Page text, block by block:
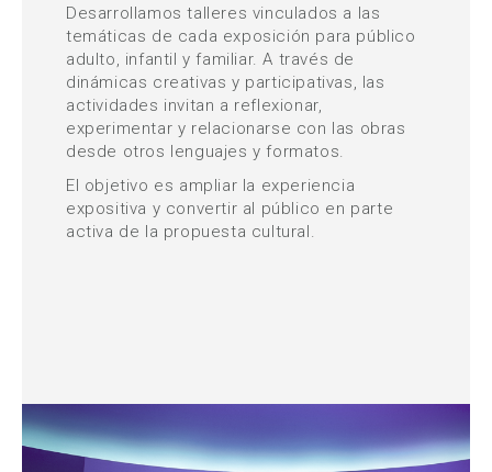
Desarrollamos talleres vinculados a las
temáticas de cada exposición para público
adulto, infantil y familiar. A través de
dinámicas creativas y participativas, las
actividades invitan a reflexionar,
experimentar y relacionarse con las obras
desde otros lenguajes y formatos.
El objetivo es ampliar la experiencia
expositiva y convertir al público en parte
activa de la propuesta cultural.